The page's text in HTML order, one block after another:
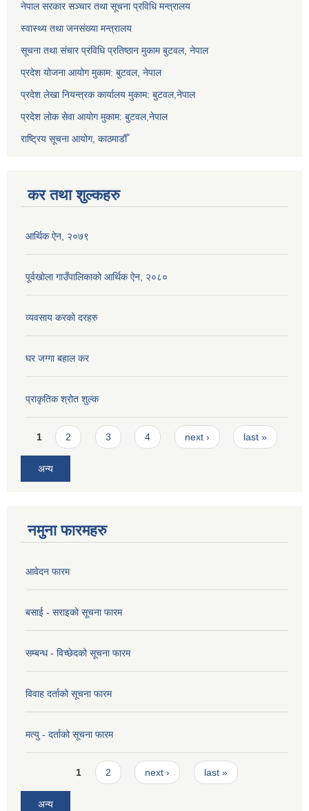
नेपाल सरकार सञ्‍चार तथा सूचना प्रविधि मन्त्रालय
स्वास्थ्य तथा जनसंख्या मन्त्रालय
सूचना तथा संचार प्रविधि प्रतिष्ठान मुकाम बुटवल, नेपाल
प्रदेश योजना आयोग मुकाम: बुटवल, नेपाल
प्रदेश लेखा नियन्त्रक कार्यालय मुकाम: बुटवल,नेपाल
प्रदेश लोक सेवा आयोग मुकाम: बुटवल,नेपाल
राष्ट्रिय सूचना आयोग, काठमाडौँ
कर तथा शुल्कहरु
आर्थिक ऐन, २०७९
पूर्वखोला गाउँपालिकाको आर्थिक ऐन, २०८०
व्यवसाय करको दरहरु
घर जग्गा बहाल कर
प्राकृतिक श्रोत शुल्क
Pages
1 2 3 4 next › last »
अन्य
नमुना फारमहरु
आवेदन फारम
बसाई - सराइको सूचना फारम
सम्बन्ध - विच्छेदको सूचना फारम
विवाह दर्ताको सूचना फारम
मत्यु - दर्ताको सूचना फारम
Pages1 2 next › last »
अन्य